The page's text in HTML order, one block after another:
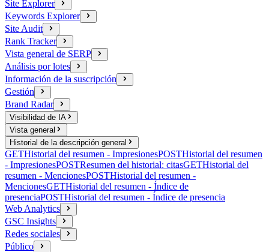
Site Explorer
Keywords Explorer
Site Audit
Rank Tracker
Vista general de SERP
Análisis por lotes
Información de la suscripción
Gestión
Brand Radar
Visibilidad de IA
Vista general
Historial de la descripción general
GETHistorial del resumen - ImpresionesPOSTHistorial del resumen
- ImpresionesPOSTResumen del historial: citasGETHistorial del
resumen - MencionesPOSTHistorial del resumen -
MencionesGETHistorial del resumen - Índice de
presenciaPOSTHistorial del resumen - Índice de presencia
Web Analytics
GSC Insights
Redes sociales
Público